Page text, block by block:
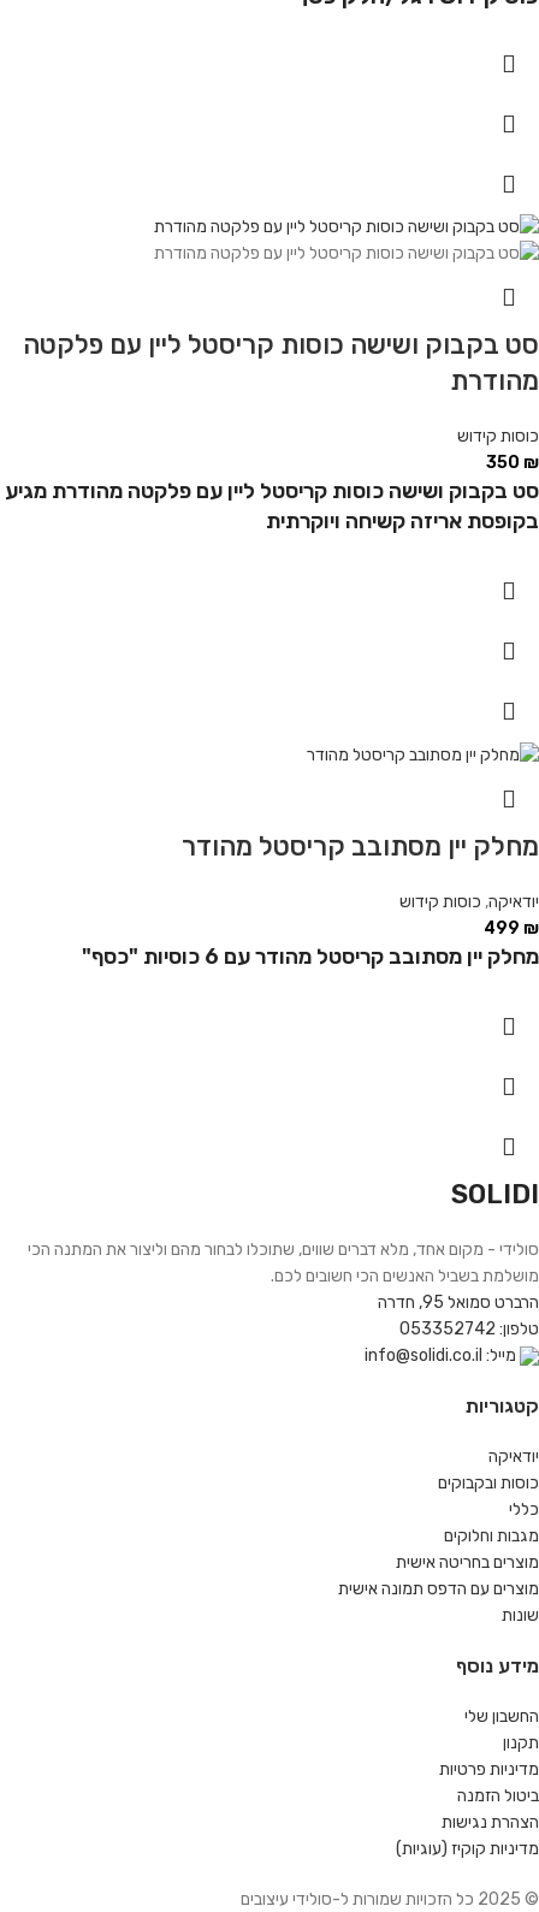
סט בקבוק ושישה כוסות קריסטל ליין עם פלקטה
מהודרת
כוסות קידוש
350 ₪
סט בקבוק ושישה כוסות קריסטל ליין עם פלקטה מהודרת מגיע
בקופסת אריזה קשיחה ויוקרתית
מחלק יין מסתובב קריסטל מהודר
יודאיקה, כוסות קידוש
499 ₪
מחלק יין מסתובב קריסטל מהודר עם 6 כוסיות "כסף"
SOLIDI
סולידי - מקום אחד, מלא דברים שווים, שתוכלו לבחור מהם וליצור את המתנה הכי
מושלמת בשביל האנשים הכי חשובים לכם.
הרברט סמואל 95, חדרה
טלפון: 053352742
מייל: info@solidi.co.il
קטגוריות
יודאיקה
כוסות ובקבוקים
כללי
מגבות וחלוקים
מוצרים בחריטה אישית
מוצרים עם הדפס תמונה אישית
שונות
מידע נוסף
החשבון שלי
תקנון
מדיניות פרטיות
ביטול הזמנה
הצהרת נגישות
מדיניות קוקיז (עוגיות)
© 2025 כל הזכויות שמורות ל-סולידי עיצובים